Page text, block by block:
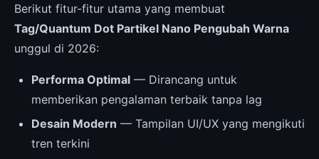
Berikut fitur-fitur utama yang membuat
Tag/Quantum Dot Partikel Nano Pengubah Warna
unggul di 2026:
Performa Optimal — Dirancang untuk
memberikan pengalaman terbaik tanpa lag
Desain Modern — Tampilan UI/UX yang mengikuti
tren terkini